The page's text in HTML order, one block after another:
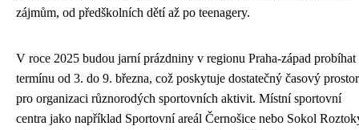
zájmům, od předškolních dětí až po teenagery.
V roce 2025 budou jarní prázdniny v regionu Praha-západ probíhat
termínu od 3. do 9. března, což poskytuje dostatečný časový prostor
pro organizaci různorodých sportovních aktivit. Místní sportovní
centra jako například Sportovní areál Černošice nebo Sokol